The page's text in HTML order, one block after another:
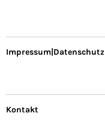
Impressum|Datenschutz
Kontakt